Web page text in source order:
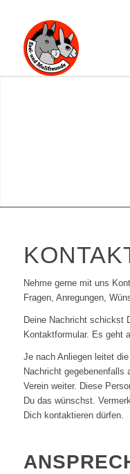
Nehme gerne mit uns
Fragen, Anregungen,
Deine Nachricht schickst
Kontaktformular. Es geht
Je nach Anliegen leitet
Nachricht gegebenenfalls
Verein weiter. Diese
Du das wünschst.
Dich kontaktieren dürfen.